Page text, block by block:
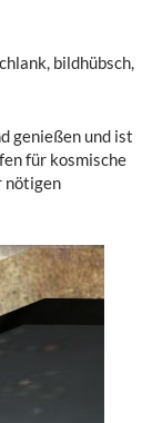
bildhübsch,
genießen und ist
für kosmische
nötigen